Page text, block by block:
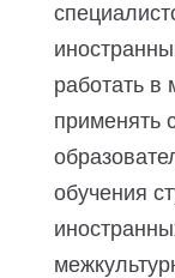
работать в
применять
обучения